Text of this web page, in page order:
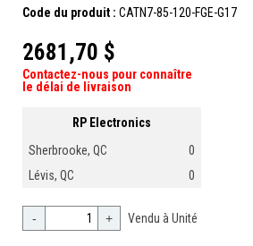
Code du produit : CATN7-85-120-FGE-G17
2681,70 $
Contactez-nous pour connaître
le délai de livraison
RP Electronics
Sherbrooke, QC
0
Lévis, QC
0
- + Vendu à Unité